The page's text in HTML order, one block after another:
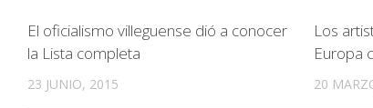
El oficialismo villeguense dió a conocer
la Lista completa
23 JUNIO, 2015
Los
Europa
20